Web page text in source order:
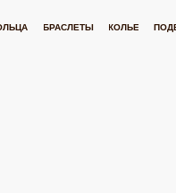
ПОДВЕСКИ
КОЛЬЕ
БРАСЛЕТЫ